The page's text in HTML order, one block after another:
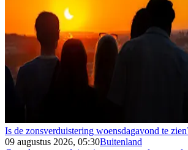
Is de zonsverduistering woensdagavond te
09 augustus 2026, 05:30Buitenland